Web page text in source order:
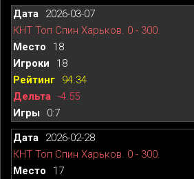
2026-03-07
КНТ Топ Спин Харьков. 0 - 300.
18
18
94.34
-4.55
0:7
2026-02-28
КНТ Топ Спин Харьков. 0 - 300.
17